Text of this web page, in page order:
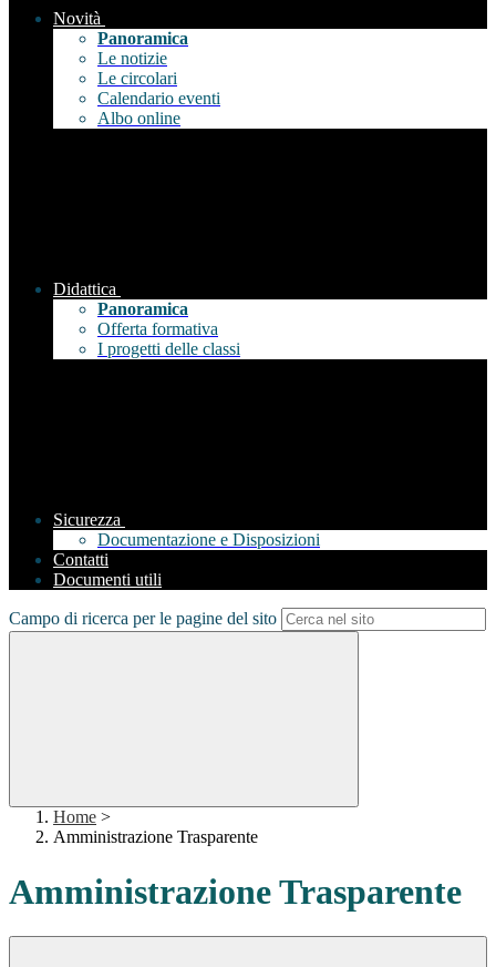
Novità
Panoramica
Le notizie
Le circolari
Calendario eventi
Albo online
Didattica
Panoramica
Offerta formativa
I progetti delle classi
Sicurezza
Documentazione e Disposizioni
Contatti
Documenti utili
Campo di ricerca per le pagine del sito
Home >
Amministrazione Trasparente
Amministrazione Trasparente